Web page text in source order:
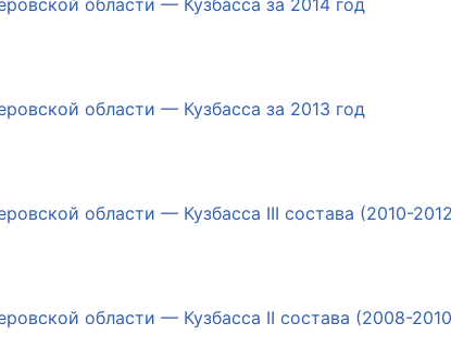
области — Кузбасса за 2014 год
области — Кузбасса за 2013 год
области — Кузбасса III состава (2010-2012
области — Кузбасса II состава (2008-2010